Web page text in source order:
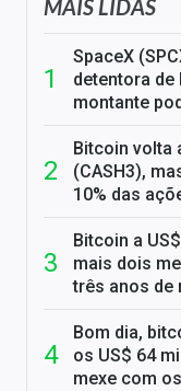
MAIS LIDAS
SpaceX
detentora de
montante
Bitcoin volta
(CASH3),
10% das
Bitcoin a
mais dois
três anos de
Bom dia,
os US$ 64
mexe com